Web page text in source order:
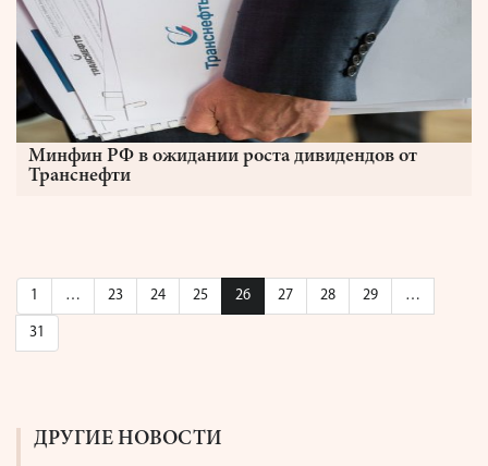
Минфин РФ в ожидании роста дивидендов от
Транснефти
1 … 23 24 25 26 27 28 29 …
31
ДРУГИЕ НОВОСТИ